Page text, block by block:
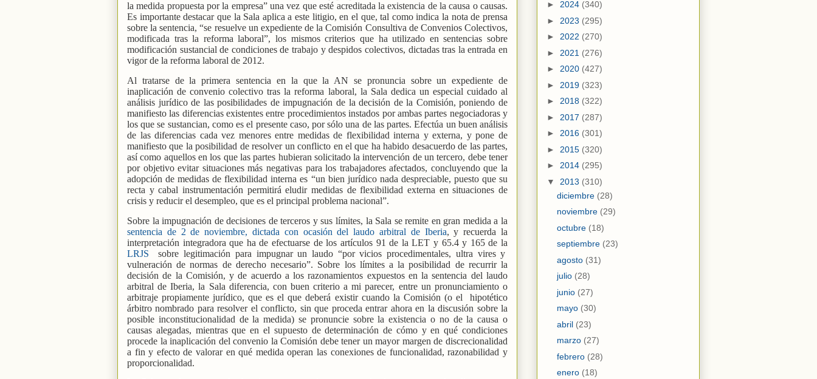
la medida propuesta por la empresa” una vez que esté acreditada la existencia de la causa o causas.
Es importante destacar que la Sala aplica a este litigio, en el que, tal como indica la nota de prensa
sobre la sentencia, “se resuelve un expediente de la Comisión Consultiva de Convenios Colectivos,
modificada tras la reforma laboral”, los mismos criterios que ha utilizado en sentencias sobre
modificación sustancial de condiciones de trabajo y despidos colectivos, dictadas tras la entrada en
vigor de la reforma laboral de 2012.
Al tratarse de la primera sentencia en la que la AN se pronuncia sobre un expediente de
inaplicación de convenio colectivo tras la reforma laboral, la Sala dedica un especial cuidado al
análisis jurídico de las posibilidades de impugnación de la decisión de la Comisión, poniendo de
manifiesto las diferencias existentes entre procedimientos instados por ambas partes negociadoras y
los que se sustancian, como es el presente caso, por sólo una de las partes. Efectúa un buen análisis
de las diferencias cada vez menores entre medidas de flexibilidad interna y externa, y pone de
manifiesto que la posibilidad de resolver un conflicto en el que ha habido desacuerdo de las partes,
así como aquellos en los que las partes hubieran solicitado la intervención de un tercero, debe tener
por objetivo evitar situaciones más negativas para los trabajadores afectados, concluyendo que la
adopción de medidas de flexibilidad interna es “un bien jurídico nada despreciable, puesto que su
recta y cabal instrumentación permitirá eludir medidas de flexibilidad externa en situaciones de
crisis y reducir el desempleo, que es el principal problema nacional”.
Sobre la impugnación de decisiones de terceros y sus límites, la Sala se remite en gran medida a la
sentencia de 2 de noviembre, dictada con ocasión del laudo arbitral de Iberia, y recuerda la
interpretación integradora que ha de efectuarse de los artículos 91 de la LET y 65.4 y 165 de la
LRJS
sobre legitimación para impugnar un laudo “por vicios procedimentales, ultra vires y
vulneración de normas de derecho necesario”. Sobre los límites a la posibilidad de recurrir la
decisión de la Comisión, y de acuerdo a los razonamientos expuestos en la sentencia del laudo
arbitral de Iberia, la Sala diferencia, con buen criterio a mi parecer, entre un pronunciamiento o
arbitraje propiamente jurídico, que es el que deberá existir cuando la Comisión (o el
hipotético
árbitro nombrado para resolver el conflicto, sin que proceda entrar ahora en la discusión sobre la
posible inconstitucionalidad de la medida) se pronuncie sobre la existencia o no de la causa o
causas alegadas, mientras que en el supuesto de determinación de cómo y en qué condiciones
procede la inaplicación del convenio la Comisión debe tener un mayor margen de discrecionalidad
a fin y efecto de valorar en qué medida operan las conexiones de funcionalidad, razonabilidad y
proporcionalidad.
► 2024 (340)
► 2023 (295)
► 2022 (270)
► 2021 (276)
► 2020 (427)
► 2019 (323)
► 2018 (322)
► 2017 (287)
► 2016 (301)
► 2015 (320)
► 2014 (295)
▼ 2013 (310)
diciembre (28)
noviembre (29)
octubre (18)
septiembre (23)
agosto (31)
julio (28)
junio (27)
mayo (30)
abril (23)
marzo (27)
febrero (28)
enero (18)